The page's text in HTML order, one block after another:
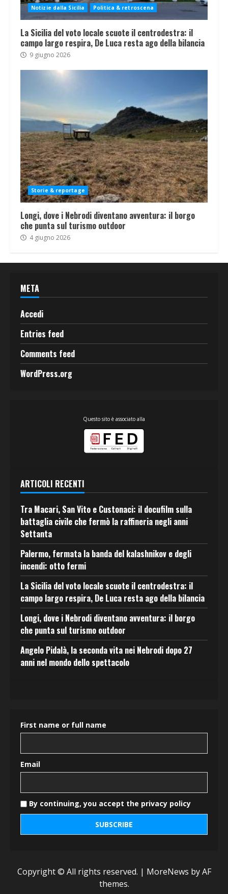
Notizie dalla Sicilia Politica & retroscena
La Sicilia del voto locale scuote il centrodestra: il
campo largo respira, De Luca resta ago della bilancia
9 giugno 2026
Storie & reportage
Longi, dove i Nebrodi diventano avventura: il borgo
che punta sul turismo outdoor
4 giugno 2026
META
Accedi
Entries feed
Comments feed
WordPress.org
Questo sito è associato alla
ARTICOLI RECENTI
Tra Macari, San Vito e Custonaci: il docufilm sulla
battaglia civile che fermò la raffineria negli anni
Settanta
Palermo, fermata la banda del kalashnikov e degli
incendi: otto fermi
La Sicilia del voto locale scuote il centrodestra: il
campo largo respira, De Luca resta ago della bilancia
Longi, dove i Nebrodi diventano avventura: il borgo
che punta sul turismo outdoor
Angelo Pidalà, la seconda vita nei Nebrodi dopo 27
anni nel mondo dello spettacolo
First name or full name
Email
By continuing, you accept the privacy policy
Copyright © All rights reserved. | MoreNews by AF
themes.